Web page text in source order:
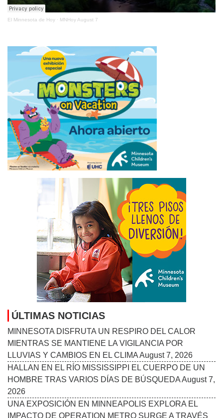
El Minnesota de Hoy · MNHoy August 7
ÚLTIMAS NOTICIAS
MINNESOTA DISFRUTA UN RESPIRO DEL CALOR
MIENTRAS SE MANTIENE LA VIGILANCIA POR
LLUVIAS Y CAMBIOS EN EL CLIMAAugust 7, 2026
HALLAN EN EL RÍO MISSISSIPPI EL CUERPO DE UN
HOMBRE TRAS VARIOS DÍAS DE BÚSQUEDA
UNA EXPOSICIÓN EN MINNEAPOLIS EXPLORA EL
IMPACTO DE OPERATION METRO SURGE A TRAVÉS
DEL ARTE CONTEMPORÁNEO
TWINS ROMPEN LA MALA RACHA Y RECUPERAN
CONFIANZA ANTES DE UNA NUEVA GIRA August 7,
2026